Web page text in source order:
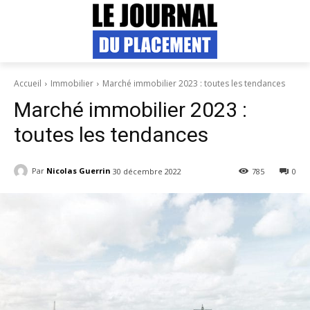
Accueil Immobilier Marché immobilier 2023 : toutes les tendances
Marché immobilier 2023 :
toutes les tendances
Par Nicolas Guerrin 30 décembre 2022 0
785